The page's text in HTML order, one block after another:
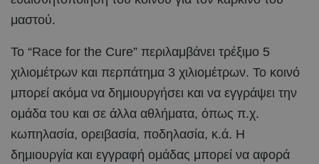
μαστού.
Το “Race for the Cure” περιλαμβάνει τρέξιμο 5
χιλιομέτρων και περπάτημα 3 χιλιομέτρων. Το κοινό
μπορεί ακόμα να δημιουργήσει και να εγγράψει την
ομάδα του και σε άλλα αθλήματα, όπως π.χ.
κωπηλασία, ορειβασία, ποδηλασία, κ.ά. Η
δημιουργία και εγγραφή ομάδας μπορεί να αφορά